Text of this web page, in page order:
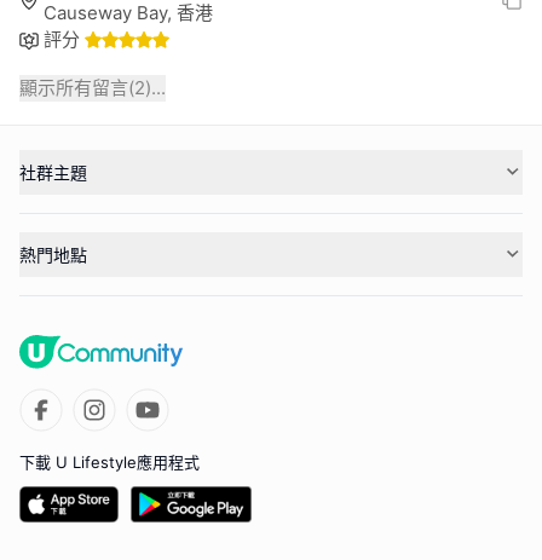
Causeway Bay, 香港
評分
顯示所有留言(2)...
社群主題
熱門地點
下載 U Lifestyle應用程式